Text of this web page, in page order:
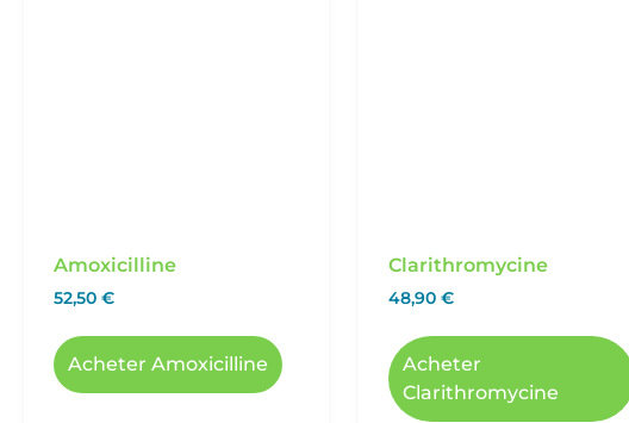
Amoxicilline
52,50 €
Acheter Amoxicilline
Clarithromycine
48,90€
Acheter
Clarithromycine